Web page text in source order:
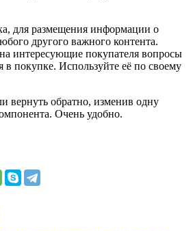
для размещения информации о
другого важного контента.
интересующие покупателя вопросы
в покупке. Используйте её по своему
вернуть обратно, изменив одну
Очень удобно.